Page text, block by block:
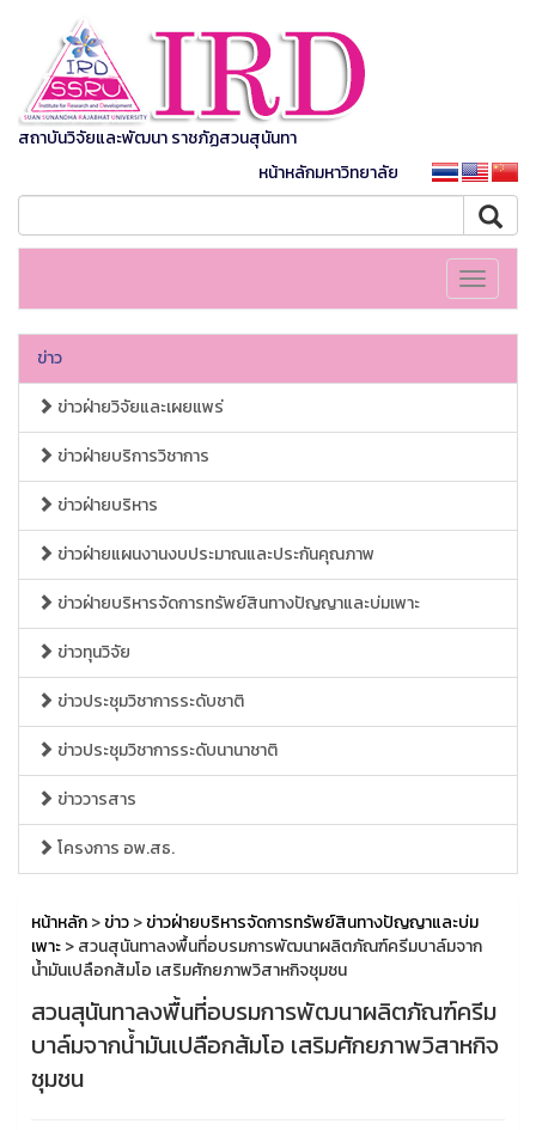
สถาบันวิจัยและพัฒนา ราชภัฏสวนสุนันทา
หน้าหลักมหาวิทยาลัย
Toggle
ข่าว
ข่าวฝ่ายวิจัยและเผยแพร่
ข่าวฝ่ายบริการวิชาการ
ข่าวฝ่ายบริหาร
ข่าวฝ่ายแผนงานงบประมาณและประกันคุณภาพ
ข่าวฝ่ายบริหารจัดการทรัพย์สินทางปัญญาและบ่มเพาะ
ข่าวทุนวิจัย
ข่าวประชุมวิชาการระดับชาติ
ข่าวประชุมวิชาการระดับนานาชาติ
ข่าววารสาร
โครงการ อพ.สธ.
หน้าหลัก>ข่าว>ข่าวฝ่ายบริหารจัดการทรัพย์สินทางปัญญาและบ่ม
เพาะ> สวนสุนันทาลงพื้นที่อบรมการพัฒนาผลิตภัณฑ์ครีมบาล์มจาก
น้ำมันเปลือกส้มโอ เสริมศักยภาพวิสาหกิจชุมชน
สวนสุนันทาลงพื้นที่อบรมการพัฒนาผลิตภัณฑ์ครีม
บาล์มจากน้ำมันเปลือกส้มโอ เสริมศักยภาพวิสาหกิจ
ชุมชน